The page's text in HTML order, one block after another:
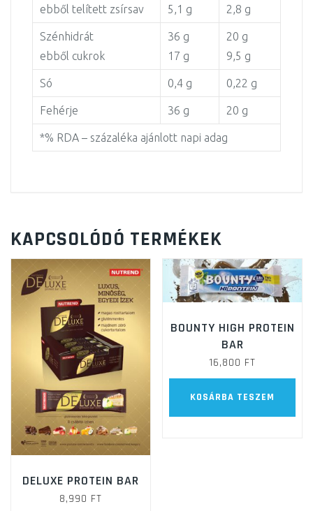
ebből telített zsírsav
5,1 g
2,8 g
Szénhidrát
ebből cukrok
36 g
17 g
20 g
9,5 g
Só 0,4 g 0,22 g
Fehérje 36 g 20 g
*% RDA – százaléka ajánlott napi adag
KAPCSOLÓDÓ TERMÉKEK
DELUXE PROTEIN BAR
8,990 FT
BOUNTY HIGH PROTEIN
BAR
16,800 FT
KOSÁRBA TESZEM